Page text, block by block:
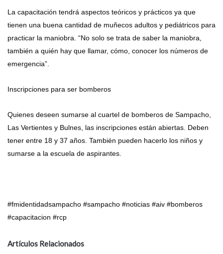
La capacitación tendrá aspectos teóricos y prácticos ya que
tienen una buena cantidad de muñecos adultos y pediátricos para
practicar la maniobra. “No solo se trata de saber la maniobra,
también a quién hay que llamar, cómo, conocer los números de
emergencia”.
Inscripciones para ser bomberos
Quienes deseen sumarse al cuartel de bomberos de Sampacho,
Las Vertientes y Bulnes, las inscripciones están abiertas. Deben
tener entre 18 y 37 años. También pueden hacerlo los niños y
sumarse a la escuela de aspirantes.
#fmidentidadsampacho #sampacho #noticias #aiv #bomberos
#capacitacion #rcp
Artículos Relacionados